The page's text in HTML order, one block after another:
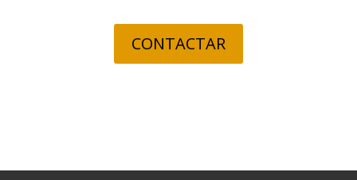
CONTACTAR